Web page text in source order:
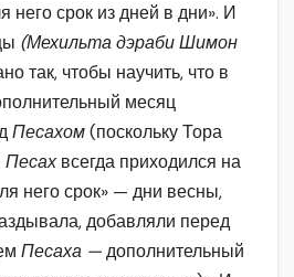
него срок из дней в дни». И
(Мехильта дэраби Шимон
так, чтобы научить, что в
месяц
Песахом(поскольку Тора
Песахвсегда приходился на
него срок» — дни весны,
добавляли перед
Песаха —дополнительный